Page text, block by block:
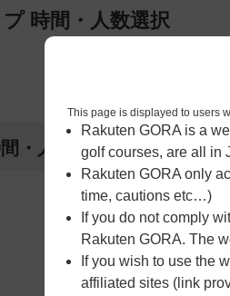
時間・人数選択
・人数指定
This page is displayed to users
Rakuten GORA is a
golf courses, are all in
Rakuten GORA only
time, cautions etc…)
If you do not comply
Rakuten GORA. The
If you wish to use the
affiliated sites (link